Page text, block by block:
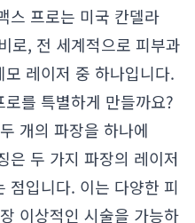
스 프로는 미국 칸델라
로, 전 세계적으로 피부과
레이저 중 하나입니다.
를 특별하게 만들까요?
개의 파장을 하나에
은 두 가지 파장의 레이저
점입니다. 이는 다양한 피
이상적인 시술을 가능하